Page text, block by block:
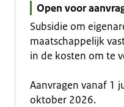
Open voor
Subsidie om
maatschappelijk
in de kosten om te
Aanvragen vanaf 1
oktober 2026.